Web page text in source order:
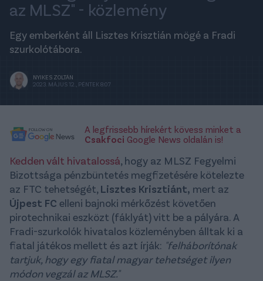
az MLSZ" - közlemény
Egy emberként áll Lisztes Krisztián mögé a Fradi
szurkolótábora.
NYIKES ZOLTÁN
2023. MÁJUS 12., PÉNTEK 8:07
A legfrissebb hírekért kövess minket a
Csakfoci Google News oldalán is!
Kedden vált hivatalossá, hogy az MLSZ Fegyelmi
Bizottsága pénzbüntetés megfizetésére kötelezte
az FTC tehetségét, Lisztes Krisztiánt, mert az
Újpest FC elleni bajnoki mérkőzést követően
pirotechnikai eszközt (fáklyát) vitt be a pályára. A
Fradi-szurkolók hivatalos közleményben álltak ki a
fiatal játékos mellett és azt írják: "felháborítónak
tartjuk, hogy egy fiatal magyar tehetséget ilyen
módon vegzál az MLSZ."